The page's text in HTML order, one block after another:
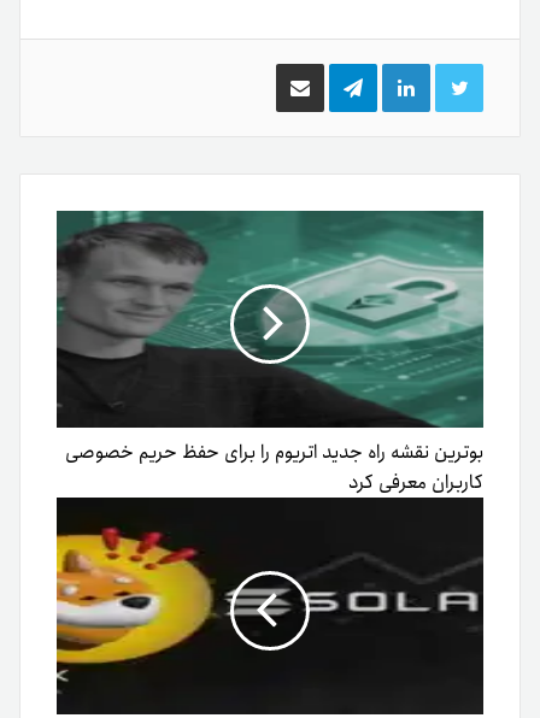
توییتر لینکدینتلگرام اشتراک
گذاری
ایمیل
بوترین نقشه راه جدید اتریوم را برای حفظ حریم خصوصی
کاربران معرفی کرد